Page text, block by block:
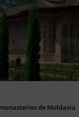
de Moldavia